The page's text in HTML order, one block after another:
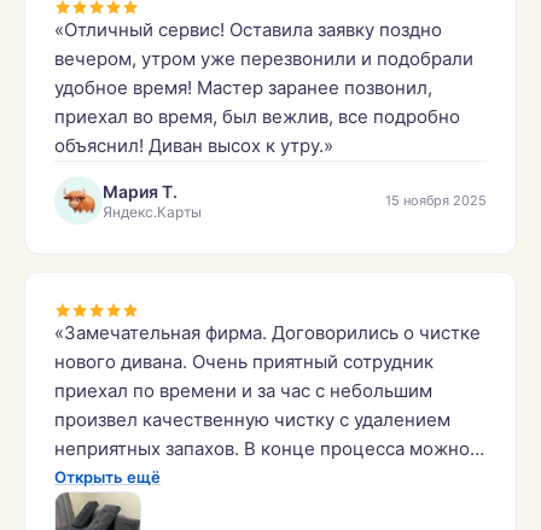
«Отличный сервис! Оставила заявку поздно
вечером, утром уже перезвонили и подобрали
удобное время! Мастер заранее позвонил,
приехал во время, был вежлив, все подробно
объяснил! Диван высох к утру.»
Мария Т.
Яндекс.Карты
15 ноября 2025
«Замечательная фирма. Договорились о чистке
нового дивана. Очень приятный сотрудник
приехал по времени и за час с небольшим
произвел качественную чистку с удалением
неприятных запахов. В конце процесса можно
увидеть, какая грязная вода после мытья! Это
говорит о том, что даже новые предметы
Открыть ещё